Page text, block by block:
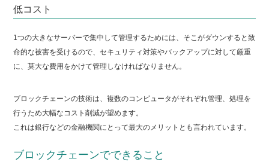
低コスト
1つの大きなサーバーで集中して管理するためには、そこがダウンすると致
命的な被害を受けるので、セキュリティ対策やバックアップに対して厳重
に、莫大な費用をかけて管理しなければなりません。
ブロックチェーンの技術は、複数のコンピュータがそれぞれ管理、処理を
行うため大幅なコスト削減が望めます。
これは銀行などの金融機関にとって最大のメリットとも言われています。
ブロックチェーンでできること